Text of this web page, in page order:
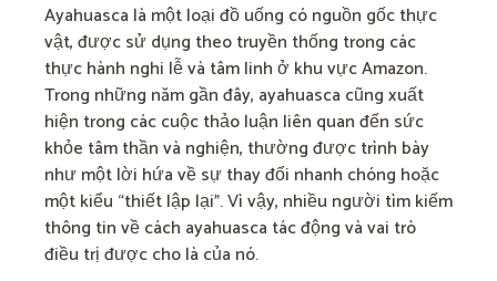
Ayahuasca là một loại đồ uống có nguồn gốc thực
vật, được sử dụng theo truyền thống trong các
thực hành nghi lễ và tâm linh ở khu vực Amazon.
Trong những năm gần đây, ayahuasca cũng xuất
hiện trong các cuộc thảo luận liên quan đến sức
khỏe tâm thần và nghiện, thường được trình bày
như một lời hứa về sự thay đổi nhanh chóng hoặc
một kiểu “thiết lập lại”. Vì vậy, nhiều người tìm kiếm
thông tin về cách ayahuasca tác động và vai trò
điều trị được cho là của nó.